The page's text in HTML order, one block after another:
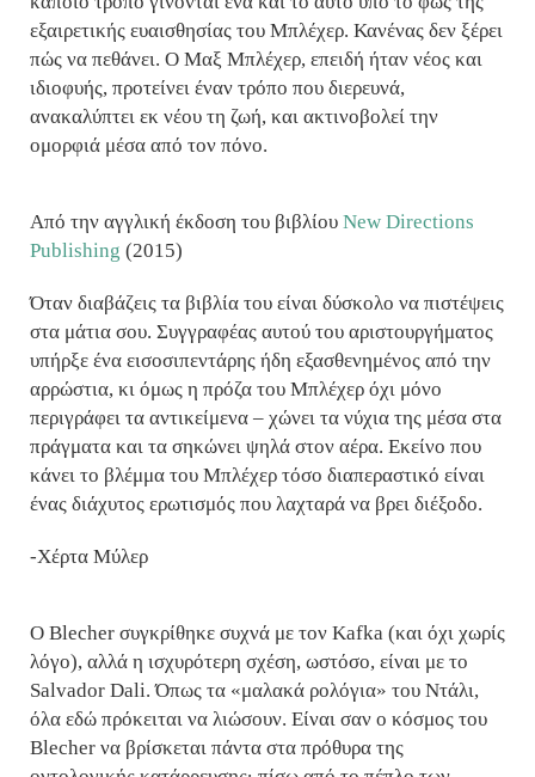
εξαιρετικής ευαισθησίας του Μπλέχερ. Κανένας δεν ξέρει
πώς να πεθάνει. Ο Μαξ Μπλέχερ, επειδή ήταν νέος και
ιδιοφυής, προτείνει έναν τρόπο που διερευνά,
ανακαλύπτει εκ νέου τη ζωή, και ακτινοβολεί την
ομορφιά μέσα από τον πόνο.
Από την αγγλική έκδοση του βιβλίου New Directions
Publishing (2015)
Όταν διαβάζεις τα βιβλία του είναι δύσκολο να πιστέψεις
στα μάτια σου. Συγγραφέας αυτού του αριστουργήματος
υπήρξε ένα εισοσιπεντάρης ήδη εξασθενημένος από την
αρρώστια, κι όμως η πρόζα του Μπλέχερ όχι μόνο
περιγράφει τα αντικείμενα – χώνει τα νύχια της μέσα στα
πράγματα και τα σηκώνει ψηλά στον αέρα. Εκείνο που
κάνει το βλέμμα του Μπλέχερ τόσο διαπεραστικό είναι
ένας διάχυτος ερωτισμός που λαχταρά να βρει διέξοδο.
-Χέρτα Μύλερ
Ο Blecher συγκρίθηκε συχνά με τον Kafka (και όχι χωρίς
λόγο), αλλά η ισχυρότερη σχέση, ωστόσο, είναι με το
Salvador Dali. Όπως τα «μαλακά ρολόγια» του Ντάλι,
όλα εδώ πρόκειται να λιώσουν. Είναι σαν ο κόσμος του
Blecher να βρίσκεται πάντα στα πρόθυρα της